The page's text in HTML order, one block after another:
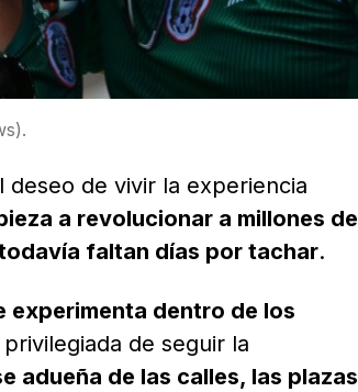
de vivir la experiencia
a revolucionar a millones de
faltan días por tachar.
experimenta dentro de los
de seguir la
adueña de las calles, las plazas